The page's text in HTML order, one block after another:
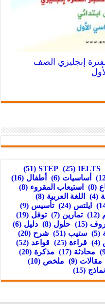
إنجليزي الصف
IELTS
(25)
STEP
(51)
أساسيات (6) أطفال (16)
(8) استيعاب المقروء (8)
(4) اللغة العربية (8)
ايلتس (24) تأسيس (9)
(12) تمارين (7) توفل (19)
(15) حلول (8) دليل (6)
(5) ستيب (51) شرح (20)
(4) قراءة (25) قواعد (52)
محادثة (17) مذكرة (20)
مقالات (9) ملخص (10)
نماذج (15)